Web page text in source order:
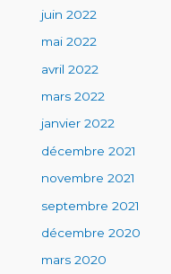
juin 2022
mai 2022
avril 2022
mars 2022
janvier 2022
décembre 2021
novembre 2021
septembre 2021
décembre 2020
mars 2020